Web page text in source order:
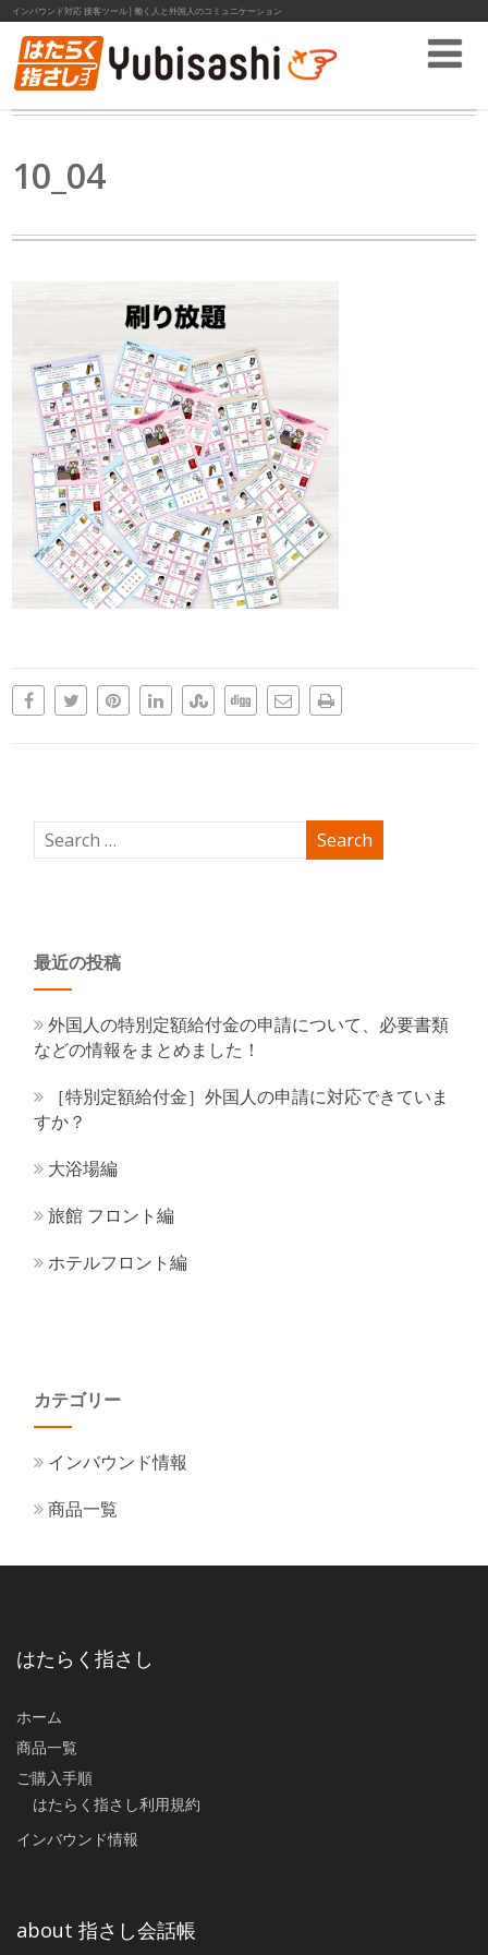
インバウンド対応 接客ツール│働く人と外国人のコミュニケーション
10_04
最近の投稿
外国人の特別定額給付金の申請について、必要書類
などの情報をまとめました！
［特別定額給付金］外国人の申請に対応できていま
すか？
大浴場編
旅館 フロント編
ホテルフロント編
カテゴリー
インバウンド情報
商品一覧
はたらく指さし
ホーム
商品一覧
ご購入手順
はたらく指さし利用規約
インバウンド情報
about 指さし会話帳